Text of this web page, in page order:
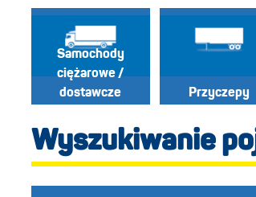
Samochody
ciężarowe /
dostawcze
Przyczepy
Wyszukiwanie